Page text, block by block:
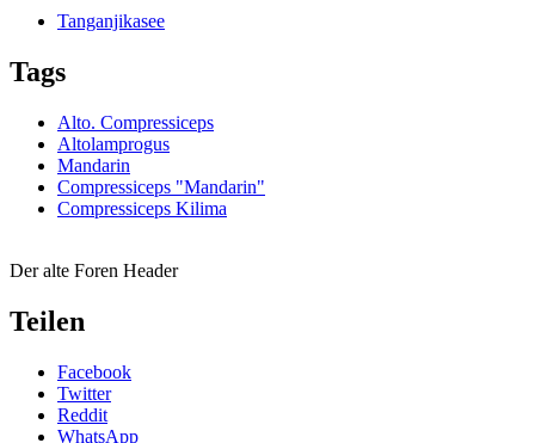
Tanganjikasee
Tags
Alto. Compressiceps
Altolamprogus
Mandarin
Compressiceps "Mandarin"
Compressiceps Kilima
Der alte Foren Header
Teilen
Facebook
Twitter
Reddit
WhatsApp